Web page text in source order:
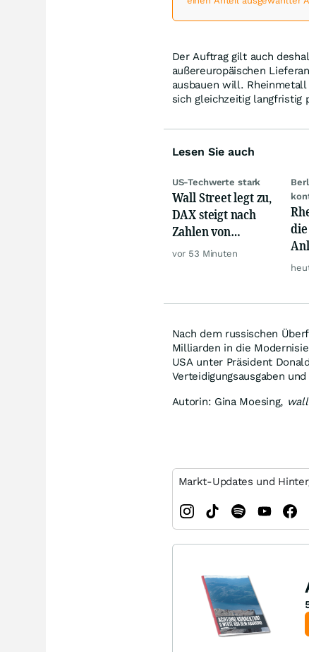
Der Auftrag gilt auch
außereuropäischen
ausbauen will.
sich gleichzeitig langfristig
Lesen Sie auch
US-Techwerte stark
Wall Street legt zu,
DAX steigt nach
Zahlen von
Telekom, Henkel
vor 53 Minuten
Nach dem russischen
Milliarden in die
USA unter Präsident
Verteidigungsausgaben
Autorin: Gina Moesing,
Markt-Updates und